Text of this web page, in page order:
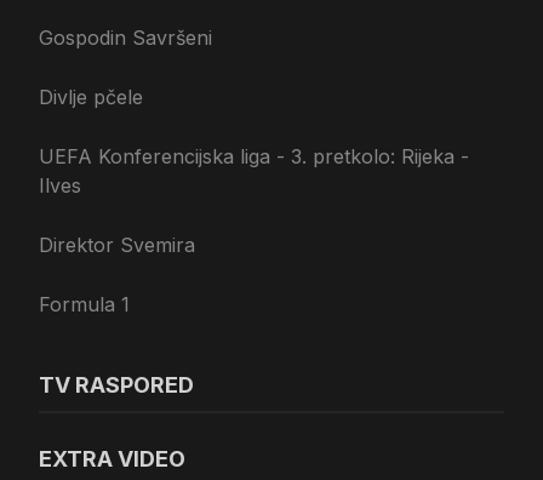
Gospodin Savršeni
Divlje pčele
UEFA Konferencijska liga - 3. pretkolo: Rijeka -
Ilves
Direktor Svemira
Formula 1
TV RASPORED
EXTRA VIDEO